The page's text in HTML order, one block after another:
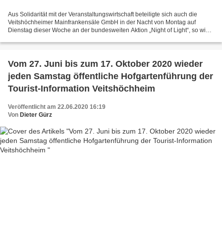
Aus Solidarität mit der Veranstaltungswirtschaft beteiligte sich auch die
Veitshöchheimer Mainfrankensäle GmbH in der Nacht von Montag auf
Dienstag dieser Woche an der bundesweiten Aktion „Night of Light“, so wie
Vom 27. Juni bis zum 17. Oktober 2020 wieder
jeden Samstag öffentliche Hofgartenführung der
Tourist-Information Veitshöchheim
Veröffentlicht am 22.06.2020 16:19
Von Dieter Gürz